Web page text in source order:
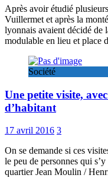
Après avoir étudié
Vuillermet et après la
lyonnais avaient décidé de
modulable en lieu et place
Société
Une petite visite,
d’habitant
17 avril 2016 3
On se demande si ces
le peu de personnes qui
quartier Jean Moulin /